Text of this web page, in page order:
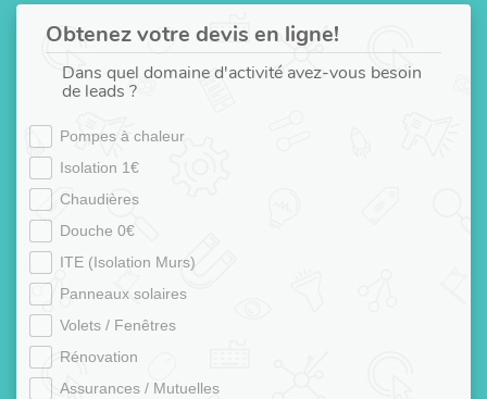
Obtenez votre devis en ligne!
Dans quel domaine d'activité avez-vous besoin
de leads ?
Pompes à chaleur
Isolation 1€
Chaudières
Douche 0€
ITE (Isolation Murs)
Panneaux solaires
Volets / Fenêtres
Rénovation
Assurances / Mutuelles